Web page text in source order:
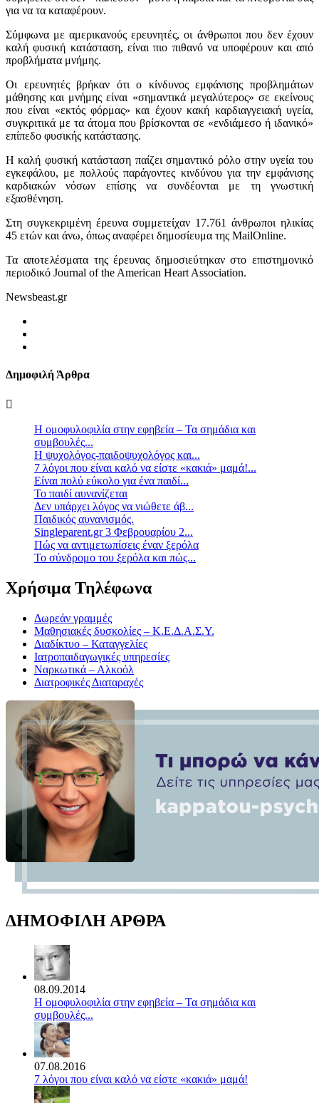
για να τα καταφέρουν.
Σύμφωνα με αμερικανούς ερευνητές, οι άνθρωποι που δεν έχουν
καλή φυσική κατάσταση, είναι πιο πιθανό να υποφέρουν και από
προβλήματα μνήμης.
Οι ερευνητές βρήκαν ότι ο κίνδυνος εμφάνισης προβλημάτων
μάθησης και μνήμης είναι «σημαντικά μεγαλύτερος» σε εκείνους
που είναι «εκτός φόρμας» και έχουν κακή καρδιαγγειακή υγεία,
συγκριτικά με τα άτομα που βρίσκονται σε «ενδιάμεσο ή ιδανικό»
επίπεδο φυσικής κατάστασης.
Η καλή φυσική κατάσταση παίζει σημαντικό ρόλο στην υγεία του
εγκεφάλου, με πολλούς παράγοντες κινδύνου για την εμφάνισης
καρδιακών νόσων επίσης να συνδέονται με τη γνωστική
εξασθένηση.
Στη συγκεκριμένη έρευνα συμμετείχαν 17.761 άνθρωποι ηλικίας
45 ετών και άνω, όπως αναφέρει δημοσίευμα της MailOnline.
Τα αποτελέσματα της έρευνας δημοσιεύτηκαν στο επιστημονικό
περιοδικό Journal of the American Heart Association.
Newsbeast.gr
Δημοφιλή Άρθρα
Η ομοφυλοφιλία στην εφηβεία – Τα σημάδια και
συμβουλές...
Η ψυχολόγος-παιδοψυχολόγος και...
7 λόγοι που είναι καλό να είστε «κακιά» μαμά!...
Είναι πολύ εύκολο για ένα παιδί...
Το παιδί αυνανίζεται
Δεν υπάρχει λόγος να νιώθετε άβ...
Παιδικός αυνανισμός.
Singleparent.gr 3 Φεβρουαρίου 2...
Πώς να αντιμετωπίσεις έναν ξερόλα
Το σύνδρομο του ξερόλα και πώς...
Χρήσιμα Τηλέφωνα
Δωρεάν γραμμές
Μαθησιακές δυσκολίες – Κ.Ε.Δ.Α.Σ.Υ.
Διαδίκτυο – Καταγγελίες
Ιατροπαιδαγωγικές υπηρεσίες
Ναρκωτικά – Αλκοόλ
Διατροφικές Διαταραχές
ΔΗΜΟΦΙΛΗ ΑΡΘΡΑ
08.09.2014
Η ομοφυλοφιλία στην εφηβεία – Τα σημάδια και
συμβουλές...
07.08.2016
7 λόγοι που είναι καλό να είστε «κακιά» μαμά!